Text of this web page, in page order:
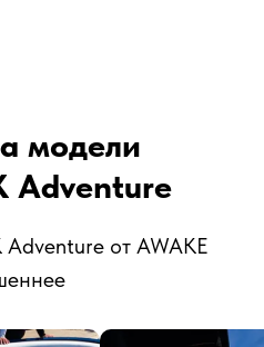
модели
Adventure
Adventure от AWAKE